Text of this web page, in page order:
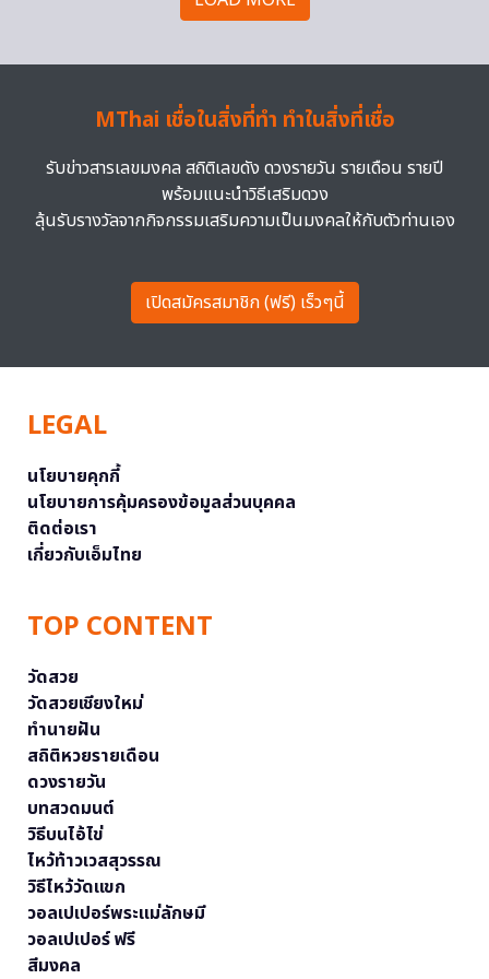
MThai เชื่อในสิ่งที่ทำ ทำในสิ่งที่เชื่อ
รับข่าวสารเลขมงคล สถิติเลขดัง ดวงรายวัน รายเดือน รายปี
พร้อมแนะนำวิธีเสริมดวง
ลุ้นรับรางวัลจากกิจกรรมเสริมความเป็นมงคลให้กับตัวท่านเอง
เปิดสมัครสมาชิก (ฟรี) เร็วๆนี้
LEGAL
นโยบายคุกกี้
นโยบายการคุ้มครองข้อมูลส่วนบุคคล
ติดต่อเรา
เกี่ยวกับเอ็มไทย
TOP CONTENT
วัดสวย
วัดสวยเชียงใหม่
ทำนายฝัน
สถิติหวยรายเดือน
ดวงรายวัน
บทสวดมนต์
วิธีบนไอ้ไข่
ไหว้ท้าวเวสสุวรรณ
วิธีไหว้วัดแขก
วอลเปเปอร์พระแม่ลักษมี
วอลเปเปอร์ ฟรี
สีมงคล